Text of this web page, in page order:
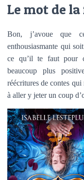
Le mot de
Bon, j’avoue que
enthousiasmante qui
ce qu’il te faut pour
beaucoup plus
réécritures de contes
à aller y jeter un coup